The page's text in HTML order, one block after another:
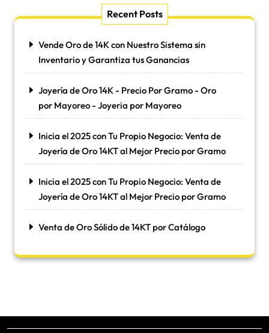
Recent Posts
Vende Oro de 14K con Nuestro Sistema sin
Inventario y Garantiza tus Ganancias
Joyería de Oro 14K - Precio Por Gramo - Oro
por Mayoreo - Joyeria por Mayoreo
Inicia el 2025 con Tu Propio Negocio: Venta de
Joyería de Oro 14KT al Mejor Precio por Gramo
Inicia el 2025 con Tu Propio Negocio: Venta de
Joyería de Oro 14KT al Mejor Precio por Gramo
Venta de Oro Sólido de 14KT por Catálogo